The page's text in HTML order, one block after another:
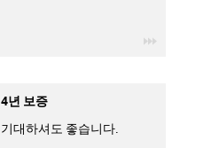
4년 보증
기대하셔도 좋습니다.